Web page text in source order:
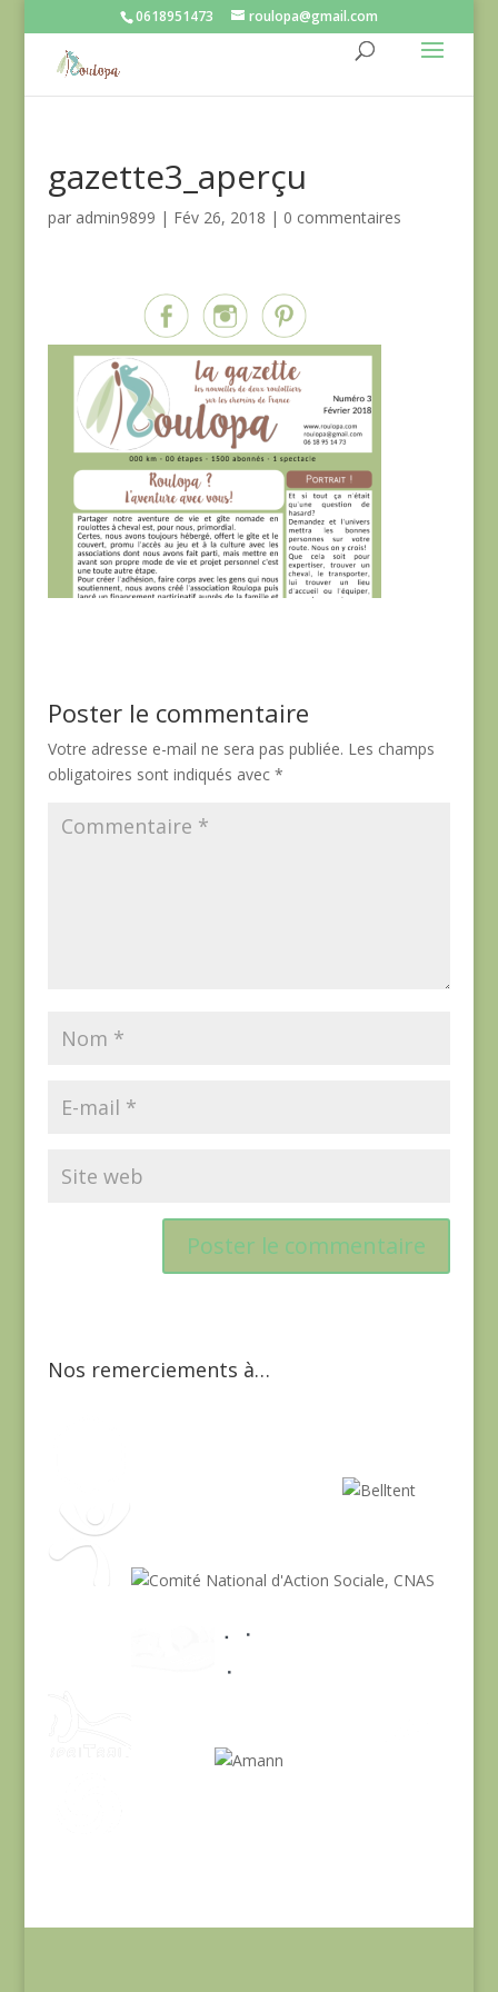
0618951473 roulopa@gmail.com
gazette3_aperçu
par admin9899 | Fév 26, 2018 | 0 commentaires
Poster le commentaire
Votre adresse e-mail ne sera pas publiée. Les champs
obligatoires sont indiqués avec *
Nos remerciements à…